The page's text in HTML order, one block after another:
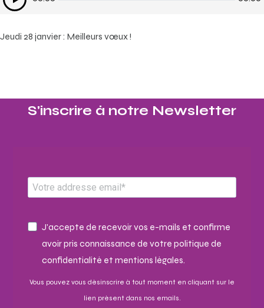
audio
Jeudi 28 janvier : Meilleurs vœux !
S'inscrire à notre Newsletter​
J'accepte de recevoir vos e-mails et confirme
avoir pris connaissance de votre politique de
confidentialité et mentions légales.
Vous pouvez vous désinscrire à tout moment en cliquant sur le
lien présent dans nos emails.